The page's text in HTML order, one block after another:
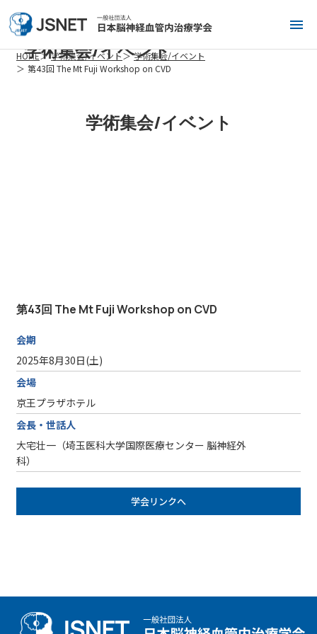
学術集会/イベント
HOME 学術集会/イベント
学術集会/イベント
第43回 The Mt Fuji Workshop on CVD
学術集会/イベント
第43回 The Mt Fuji Workshop on CVD
会期
2025年8月30日(土)
会場
京王プラザホテル
会長・世話人
大宅壮一（埼玉医科大学国際医療センター 脳神経外
科）
学会リンクへ